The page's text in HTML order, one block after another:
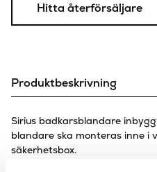
Hitta återförsäljare
Produktbeskrivning
Sirius badkarsblandare
blandare ska monteras inne i
säkerhetsbox.